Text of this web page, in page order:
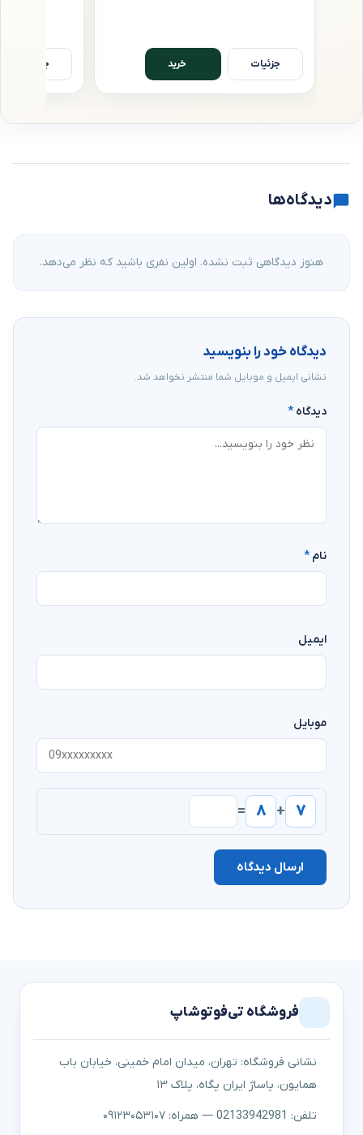
جزئیات خرید جزئیات
دیدگاه‌ها
هنوز دیدگاهی ثبت نشده. اولین نفری باشید که نظر می‌دهد.
دیدگاه خود را بنویسید
نشانی ایمیل و موبایل شما منتشر نخواهد شد.
دیدگاه *
نام *
ایمیل
موبایل
۷ + ۸ =
ارسال دیدگاه
فروشگاه تی‌فوتوشاپ
نشانی فروشگاه: تهران، میدان امام خمینی، خیابان باب
همایون، پاساژ ایران پگاه، پلاک ۱۳
تلفن: 02133942981 — همراه: ۰۹۱۲۳۰۵۳۱۰۷